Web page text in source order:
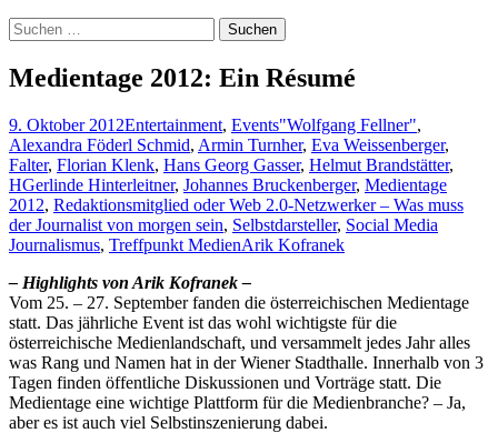
Suchen
nach:
Medientage 2012: Ein Résumé
9. Oktober 2012Entertainment, Events"Wolfgang Fellner",
Alexandra Föderl Schmid, Armin Turnher, Eva Weissenberger,
Falter, Florian Klenk, Hans Georg Gasser, Helmut Brandstätter,
HGerlinde Hinterleitner, Johannes Bruckenberger, Medientage
2012, Redaktionsmitglied oder Web 2.0-Netzwerker – Was muss
der Journalist von morgen sein, Selbstdarsteller, Social Media
Journalismus, Treffpunkt MedienArik Kofranek
– Highlights von Arik Kofranek –
Vom 25. – 27. September fanden die österreichischen Medientage
statt. Das jährliche Event ist das wohl wichtigste für die
österreichische Medienlandschaft, und versammelt jedes Jahr alles
was Rang und Namen hat in der Wiener Stadthalle. Innerhalb von 3
Tagen finden öffentliche Diskussionen und Vorträge statt. Die
Medientage eine wichtige Plattform für die Medienbranche? – Ja,
aber es ist auch viel Selbstinszenierung dabei.